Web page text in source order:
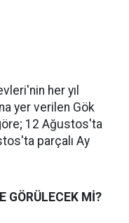
her yıl
yer verilen Gök
göre; 12 Ağustos'ta
parçalı Ay
GÖRÜLECEK Mİ?